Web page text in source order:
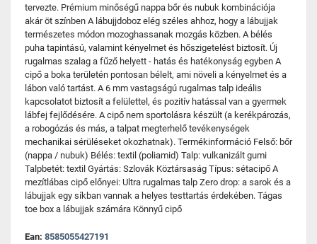
tervezte. Prémium minőségű nappa bőr és nubuk kombinációja
akár öt színben A lábujjdoboz elég széles ahhoz, hogy a lábujjak
természetes módon mozoghassanak mozgás közben. A bélés
puha tapintású, valamint kényelmet és hőszigetelést biztosít. Új
rugalmas szalag a fűző helyett - hatás és hatékonyság egyben A
cipő a boka területén pontosan bélelt, ami növeli a kényelmet és a
lábon való tartást. A 6 mm vastagságú rugalmas talp ideális
kapcsolatot biztosít a felülettel, és pozitív hatással van a gyermek
lábfej fejlődésére. A cipő nem sportolásra készült (a kerékpározás,
a robogózás és más, a talpat megterhelő tevékenységek
mechanikai sérüléseket okozhatnak). Termékinformáció Felső: bőr
(nappa / nubuk) Bélés: textil (poliamid) Talp: vulkanizált gumi
Talpbetét: textil Gyártás: Szlovák Köztársaság Típus: sétacipő A
mezítlábas cipő előnyei: Ultra rugalmas talp Zero drop: a sarok és a
lábujjak egy síkban vannak a helyes testtartás érdekében. Tágas
toe box a lábujjak számára Könnyű cipő
Ean: 8585055427191